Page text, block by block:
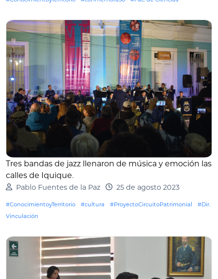
Tres bandas de jazz llenaron de música y emoción las
calles de Iquique.
Pablo Fuentes de la Paz 25 de agosto 2023
#ConocimientoyTerritorio #cultura #ProyectoCircuitoPatrimonial
#Dir.
Vinculación